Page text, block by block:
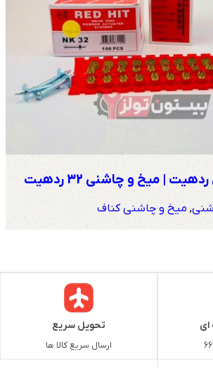
| میخ و چاشنی 32 ردهیت
,میخ و چاشنی کناف
ای تحویل سریع
ارسال سریع کالا ها